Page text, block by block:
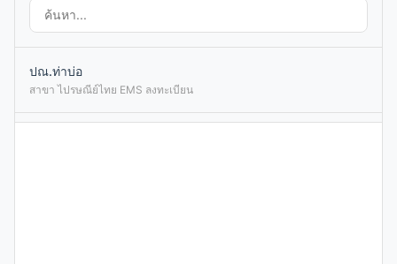
ปณ.ท่าบ่อ
สาขา ไปรษณีย์ไทย EMS ลงทะเบียน